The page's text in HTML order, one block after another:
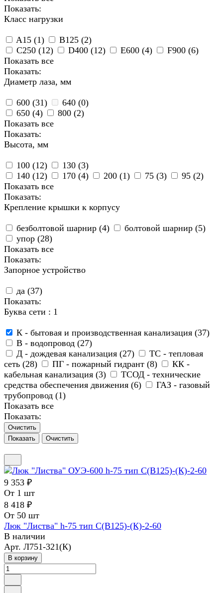
Показать:
Класс нагрузки
A15 (1) B125 (2)
C250 (12) D400 (12) E600 (4) F900 (6)
Показать все
Показать:
Диаметр лаза, мм
600 (31) 640 (0)
650 (4) 800 (2)
Показать все
Показать:
Высота, мм
100 (12) 130 (3)
140 (12) 170 (4) 200 (1) 75 (3) 95 (2)
Показать все
Показать:
Крепление крышки к корпусу
безболтовой шарнир (4) болтовой шарнир (5)
упор (28)
Показать все
Показать:
Запорное устройство
да (37)
Показать:
Буква сети : 1
К - бытовая и производственная канализация (37)
В - водопровод (27)
Д - дождевая канализация (27)
ТС - тепловая
сеть (28) ПГ - пожарный гидрант (8)
КК -
кабельная канализация (3)
ТСОД - технические
средства обеспечения движения (6)
ГАЗ - газовый
трубопровод (1)
Показать все
Показать:
Очистить
Очистить
9 353 ₽
От 1 шт
8 418 ₽
От 50 шт
Люк "Листва" h-75 тип С(В125)-(К)-2-60
В наличии
Арт. Л751-321(К)
В корзину